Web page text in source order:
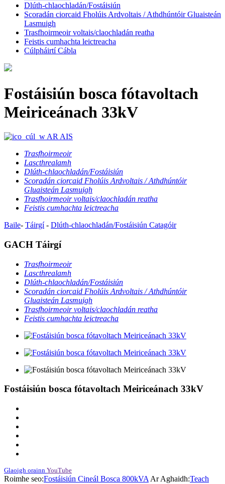
Dlúth-chlaochladán/Fostáisiún
Scoradán ciorcaid Fholúis Ardvoltais / Athdhúntóir Gluaisteán
Lasmuigh
Trasfhoirmeoir voltais/claochladán reatha
Feistis cumhachta leictreacha
Cúlpháirtí Cábla
Fostáisiún bosca fótavoltach
Meiriceánach 33kV
AR AIS
Trasfhoirmeoir
Lascthrealamh
Dlúth-chlaochladán/Fostáisiún
Scoradán ciorcaid Fholúis Ardvoltais / Athdhúntóir
Gluaisteán Lasmuigh
Trasfhoirmeoir voltais/claochladán reatha
Feistis cumhachta leictreacha
Baile- Táirgí- Dlúth-chlaochladán/Fostáisiún Catagóir
GACH Táirgí
Trasfhoirmeoir
Lascthrealamh
Dlúth-chlaochladán/Fostáisiún
Scoradán ciorcaid Fholúis Ardvoltais / Athdhúntóir
Gluaisteán Lasmuigh
Trasfhoirmeoir voltais/claochladán reatha
Feistis cumhachta leictreacha
Fostáisiún bosca fótavoltach Meiriceánach 33kV
Glaoigh orainn YouTube
Roimhe seo:Fostáisiún Cineál Bosca 800kVA Ar Aghaidh:Teach